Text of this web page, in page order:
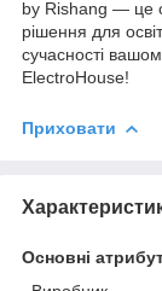
by Rishang — це
рішення для
сучасності
ElectroHouse!
Приховати
Основні